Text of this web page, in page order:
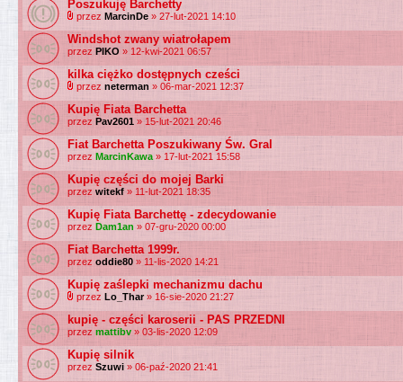
Poszukuję Barchetty
przez MarcinDe » 27-lut-2021 14:10
Windshot zwany wiatrołapem
przez PIKO » 12-kwi-2021 06:57
kilka ciężko dostępnych cześci
przez neterman » 06-mar-2021 12:37
Kupię Fiata Barchetta
przez Pav2601 » 15-lut-2021 20:46
Fiat Barchetta Poszukiwany Św. Gral
przez MarcinKawa » 17-lut-2021 15:58
Kupię części do mojej Barki
przez witekf » 11-lut-2021 18:35
Kupię Fiata Barchettę - zdecydowanie
przez Dam1an » 07-gru-2020 00:00
Fiat Barchetta 1999r.
przez oddie80 » 11-lis-2020 14:21
Kupię zaślepki mechanizmu dachu
przez Lo_Thar» 16-sie-2020 21:27
kupię - części karoserii - PAS PRZEDNI
przez mattibv » 03-lis-2020 12:09
Kupię silnik
przez Szuwi » 06-paź-2020 21:41